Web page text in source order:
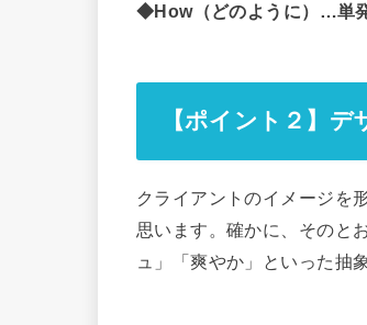
◆How（どのように）…単
【ポイント２】
クライアントのイメージを
思います。確かに、そのと
ュ」「爽やか」といった抽